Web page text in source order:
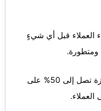
العملاء قبل أي شيءٍ
ومتطورة.
ويتم عمل عروض وخصومات مميزة تصل إلى 50% على
العملاء.